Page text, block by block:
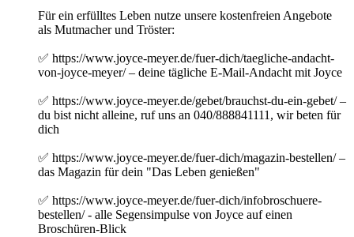
Für ein erfülltes Leben nutze unsere kostenfreien Angebote
als Mutmacher und Tröster:
✅ https://www.joyce-meyer.de/fuer-dich/taegliche-andacht-
von-joyce-meyer/ – deine tägliche E-Mail-Andacht mit Joyce
✅ https://www.joyce-meyer.de/gebet/brauchst-du-ein-gebet/ –
du bist nicht alleine, ruf uns an 040/888841111, wir beten für
dich
✅ https://www.joyce-meyer.de/fuer-dich/magazin-bestellen/ –
das Magazin für dein "Das Leben genießen"
✅ https://www.joyce-meyer.de/fuer-dich/infobroschuere-
bestellen/ - alle Segensimpulse von Joyce auf einen
Broschüren-Blick